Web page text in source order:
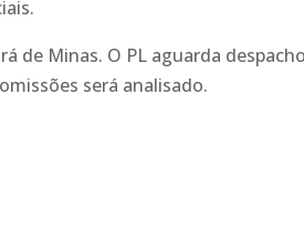
de Minas. O PL aguarda
será analisado.